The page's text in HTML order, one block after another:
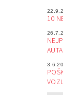
10
AUTA